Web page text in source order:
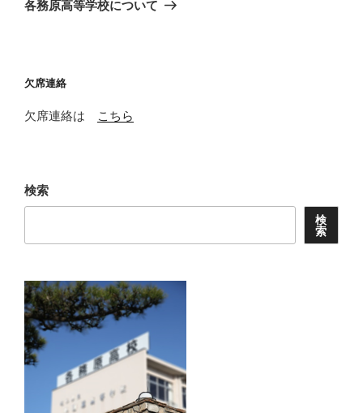
各務原高等学校について
欠席連絡
欠席連絡は こちら
検索
検
索